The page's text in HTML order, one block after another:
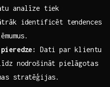
analīze ‌tiek
identificēt tendences
Dati par​ klientu
nodrošināt pielāgotas
stratēģijas.